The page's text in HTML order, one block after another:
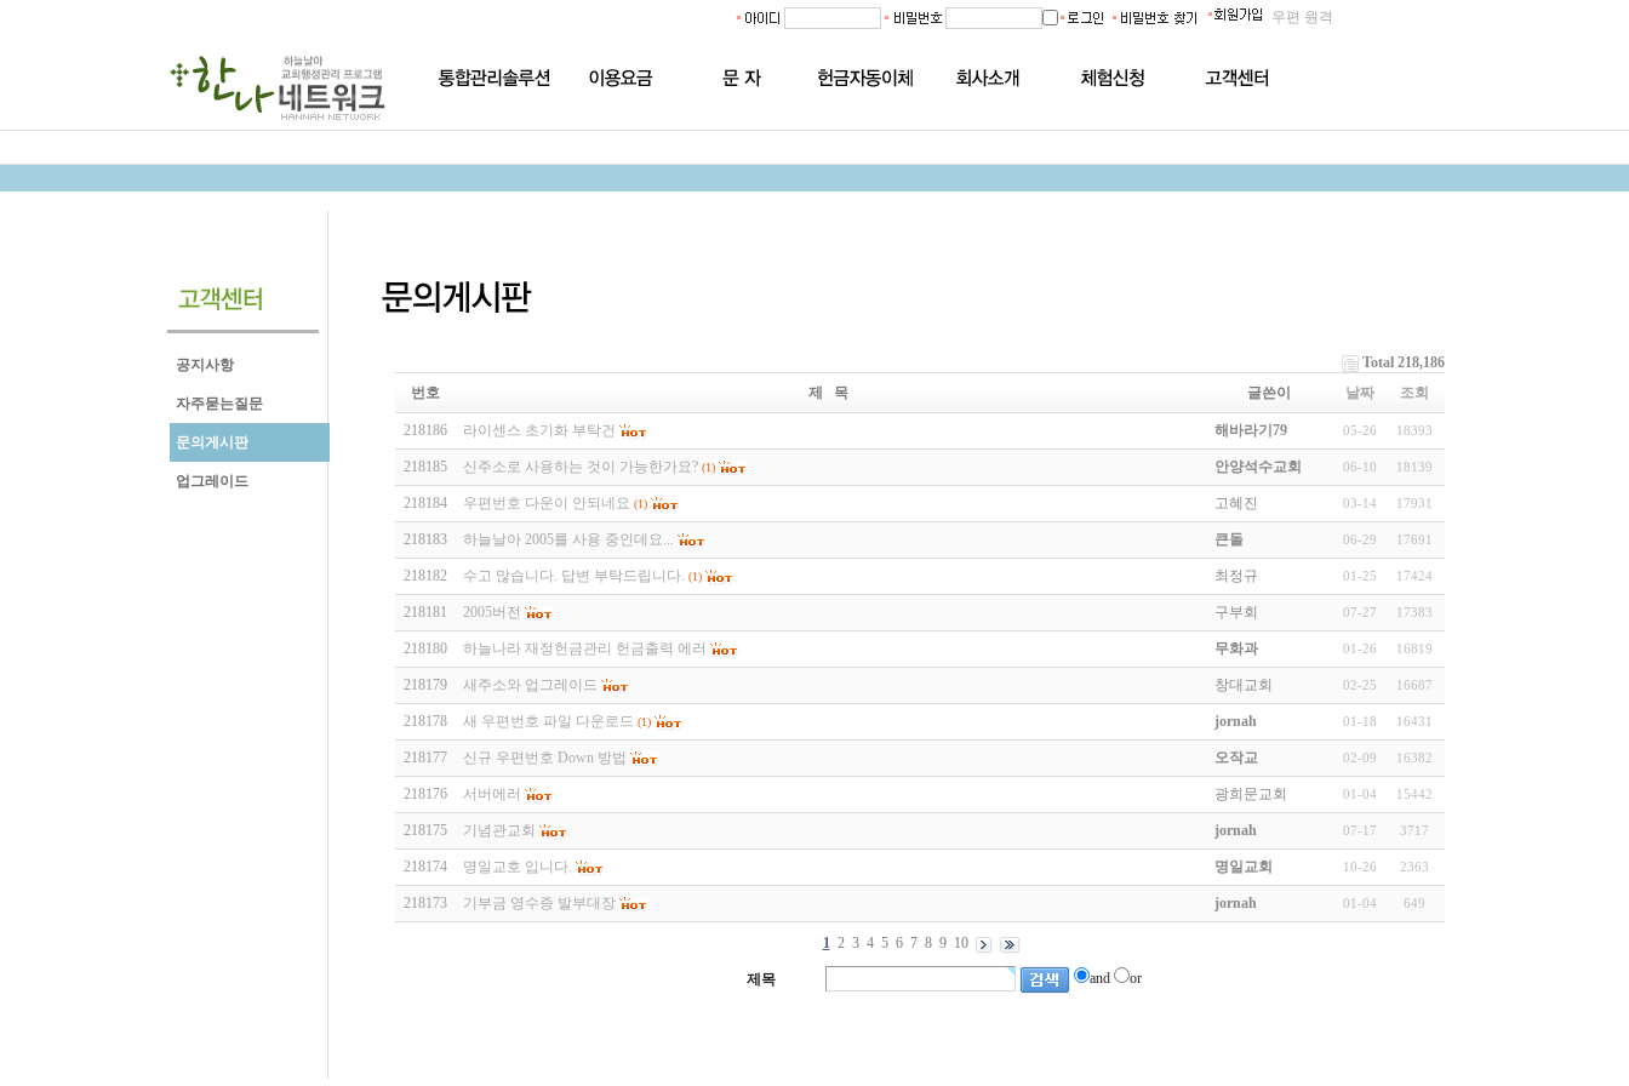
우편 원격
공지사항
자주묻는질문
문의게시판
업그레이드
Total 218,186
번호
제 목 글쓴이 날짜 조회
218186 라이센스 초기화 부탁건 해바라기79 05-26 18393
218185 신주소로 사용하는 것이 가능한가요? (1) 안양석수교회 06-10 18139
218184 우편번호 다운이 안되네요 (1) 고혜진 03-14 17931
218183 하늘날아 2005를 사용 중인데요... 큰돌 06-29 17691
218182 수고 많습니다. 답변 부탁드립니다. (1) 최정규 01-25 17424
218181 2005버전 구부회 07-27 17383
218180 하늘나라 재정헌금관리 헌금출력 에러 무화과 01-26 16819
218179 새주소와 업그레이드 창대교회 02-25 16687
218178 새 우편번호 파일 다운로드 (1) jornah 01-18 16431
218177 신규 우편번호 Down 방법 오작교 02-09 16382
218176 서버에러 광희문교회 01-04 15442
218175 기념관교회 jornah 07-17 3717
218174 명일교호 입니다. 명일교회 10-26 2363
218173 기부금 영수증 발부대장 jornah 01-04 649
1 2 3 4 5 6 7 8 9 10
제목 and or